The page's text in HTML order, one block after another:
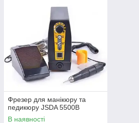
Фрезер для манікюру та
педикюру JSDA 5500В
В наявності